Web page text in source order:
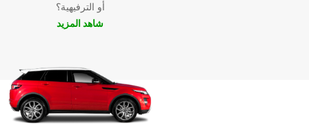
أو الترفيهية؟
شاهد المزيد